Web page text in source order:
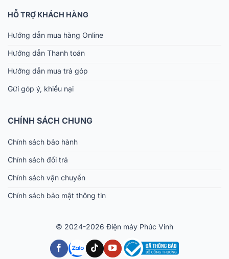
HỖ TRỢ KHÁCH HÀNG
Hướng dẫn mua hàng Online
Hướng dẫn Thanh toán
Hướng dẫn mua trả góp
Gửi góp ý, khiếu nại
CHÍNH SÁCH CHUNG
Chính sách bảo hành
Chính sách đổi trả
Chính sách vận chuyển
Chính sách bảo mật thông tin
© 2024-2026 Điện máy Phúc Vinh